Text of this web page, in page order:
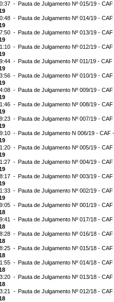
- Pauta de Julgamento Nº 015/19 -
- Pauta de Julgamento Nº 014/19 -
- Pauta de Julgamento Nº 013/19 -
- Pauta de Julgamento Nº 012/19 -
- Pauta de Julgamento Nº 011/19 -
- Pauta de Julgamento Nº 010/19 -
- Pauta de Julgamento Nº 009/19 -
- Pauta de Julgamento Nº 008/19 -
- Pauta de Julgamento Nº 007/19 -
- Pauta de Julgamento N 006/19 - CAF
- Pauta de Julgamento Nº 005/19 -
- Pauta de Julgamento Nº 004/19 -
- Pauta de Julgamento Nº 003/19 -
- Pauta de Julgamento Nº 002/19 -
- Pauta de Julgamento Nº 001/19 -
- Pauta de Julgamento Nº 017/18 -
- Pauta de Julgamento Nº 016/18 -
- Pauta de Julgamento Nº 015/18 -
- Pauta de Julgamento Nº 014/18 -
- Pauta de Julgamento Nº 013/18 -
- Pauta de Julgamento Nº 012/18 -